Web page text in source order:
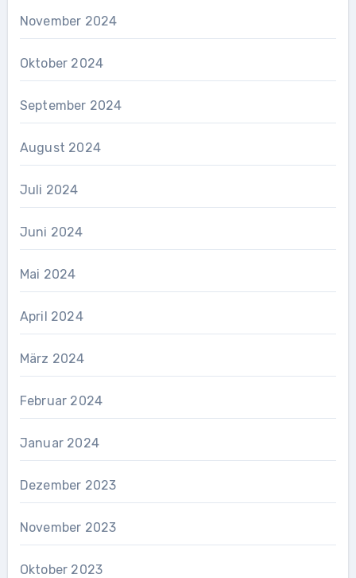
November 2024
Oktober 2024
September 2024
August 2024
Juli 2024
Juni 2024
Mai 2024
April 2024
März 2024
Februar 2024
Januar 2024
Dezember 2023
November 2023
Oktober 2023